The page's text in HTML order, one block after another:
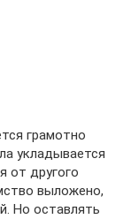
грамотно
укладывается
от другого
выложено,
Но оставлять